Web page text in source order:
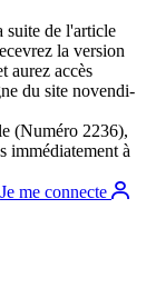
suite de l'article
la version
aurez accès
du site novendi-
(Numéro 2236),
immédiatement à
Je me connecte